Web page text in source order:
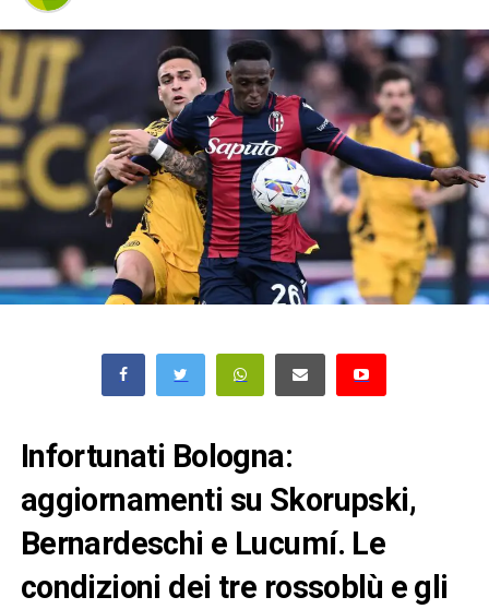
Infortunati Bologna:
aggiornamenti su Skorupski,
Bernardeschi e Lucumí. Le
condizioni dei tre rossoblù e gli